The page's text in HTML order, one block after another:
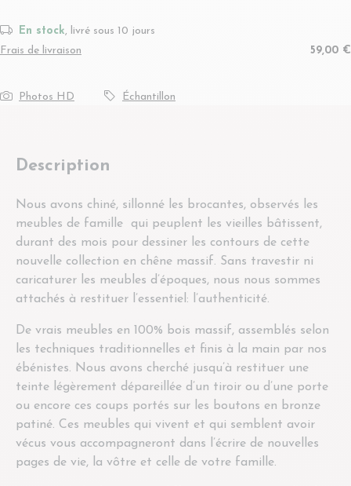
En stock, livré sous 10 jours
Frais de livraison
59,00 €
Photos HD Échantillon
Description
Nous avons chiné, sillonné les brocantes, observés les
meubles de famille
qui peuplent les vieilles bâtissent,
durant des mois pour dessiner les contours de cette
nouvelle collection en chêne massif. Sans travestir ni
caricaturer les meubles d’époques, nous nous sommes
attachés à restituer l’essentiel: l’authenticité.
De vrais meubles en 100% bois massif, assemblés selon
les techniques traditionnelles et finis à la main par nos
ébénistes. Nous avons cherché jusqu’à restituer une
teinte légèrement dépareillée d’un tiroir ou d’une porte
ou encore ces coups portés sur les boutons en bronze
patiné. Ces meubles qui vivent et qui semblent avoir
vécus vous accompagneront dans l’écrire de nouvelles
pages de vie, la vôtre et celle de votre famille.